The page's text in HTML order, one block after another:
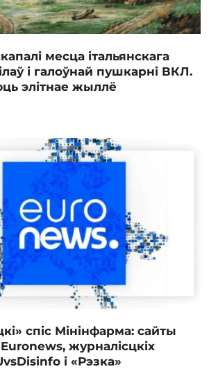
месца італьянскага
і галоўнай пушкарні ВКЛ.
элітнае жыллё
спіс Мінінфарма: сайты
журналісцкіх
і «Рэзка»